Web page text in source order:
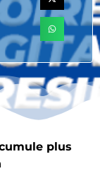
plus